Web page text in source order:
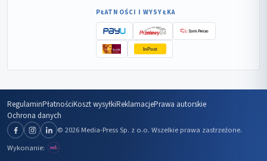
PŁATNOŚCI I WYSYŁKA
InPost
RegulaminPłatnościKoszt wysyłkiReklamacjePrawa autorskie
Ochrona danych
© 2026 Media-Press Sp. z o.o. Wszelkie prawa zastrzeżone.
Wykonanie: